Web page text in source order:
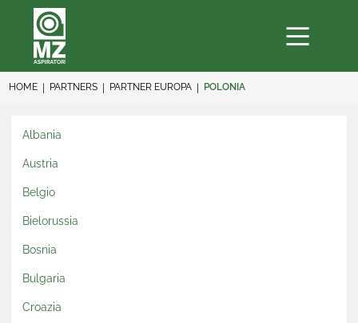
HOME PARTNERS PARTNER EUROPA POLONIA
Albania
Austria
Belgio
Bielorussia
Bosnia
Bulgaria
Croazia